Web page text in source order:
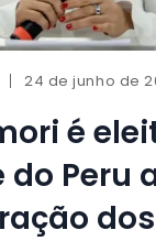
24 de junho de
é
Peru